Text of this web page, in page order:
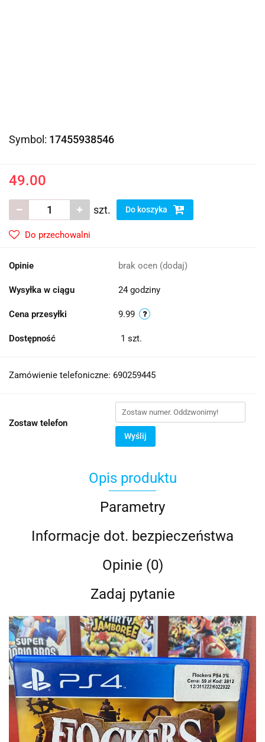
Symbol: 17455938546
49.00
szt. Do koszyka
Do przechowalni
Opinie brak ocen (dodaj)
Wysyłka w ciągu 24 godziny
Cena przesyłki 9.99
Dostępność 1 szt.
Zamówienie telefoniczne: 690259445
Zostaw telefon
Wyślij
Opis produktu
Parametry
Informacje dot. bezpieczeństwa
Opinie (0)
Zadaj pytanie